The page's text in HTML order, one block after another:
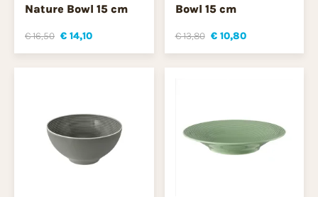
Nature Bowl 15 cm
€ 16,50 € 14,10
Bowl 15 cm
€ 13,80 € 10,80